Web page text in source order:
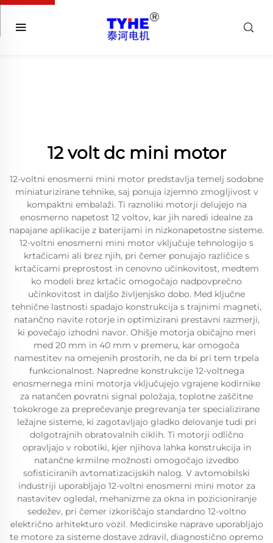
12 volt dc mini motor
12-voltni enosmerni mini motor predstavlja temelj sodobne
miniaturizirane tehnike, saj ponuja izjemno zmogljivost v
kompaktni embalaži. Ti raznoliki motorji delujejo na
enosmerno napetost 12 voltov, kar jih naredi idealne za
napajane aplikacije z baterijami in nizkonapetostne sisteme.
12-voltni enosmerni mini motor vključuje tehnologijo s
krtačicami ali brez njih, pri čemer ponujajo različice s
krtačicami preprostost in cenovno učinkovitost, medtem
ko modeli brez krtačic omogočajo nadpovprečno
učinkovitost in daljšo življenjsko dobo. Med ključne
tehnične lastnosti spadajo konstrukcija s trajnimi magneti,
natančno navite rotorje in optimizirani prestavni razmerji,
ki povečajo izhodni navor. Ohišje motorja običajno meri
med 20 mm in 40 mm v premeru, kar omogoča
namestitev na omejenih prostorih, ne da bi pri tem trpela
funkcionalnost. Napredne konstrukcije 12-voltnega
enosmernega mini motorja vključujejo vgrajene kodirnike
za natančen povratni signal položaja, toplotne zaščitne
tokokroge za preprečevanje pregrevanja ter specializirane
ležajne sisteme, ki zagotavljajo gladko delovanje tudi pri
dolgotrajnih obratovalnih ciklih. Ti motorji odlično
opravljajo v robotiki, kjer njihova lahka konstrukcija in
natančne krmilne možnosti omogočajo izvedbo
sofisticiranih avtomatizacijskih nalog. V avtomobilski
industriji uporabljajo 12-voltni enosmerni mini motor za
nastavitev ogledal, mehanizme za okna in pozicioniranje
sedežev, pri čemer izkoriščajo standardno 12-voltno
električno arhitekturo vozil. Medicinske naprave uporabljajo
te motore za sisteme dostave zdravil, diagnostično opremo